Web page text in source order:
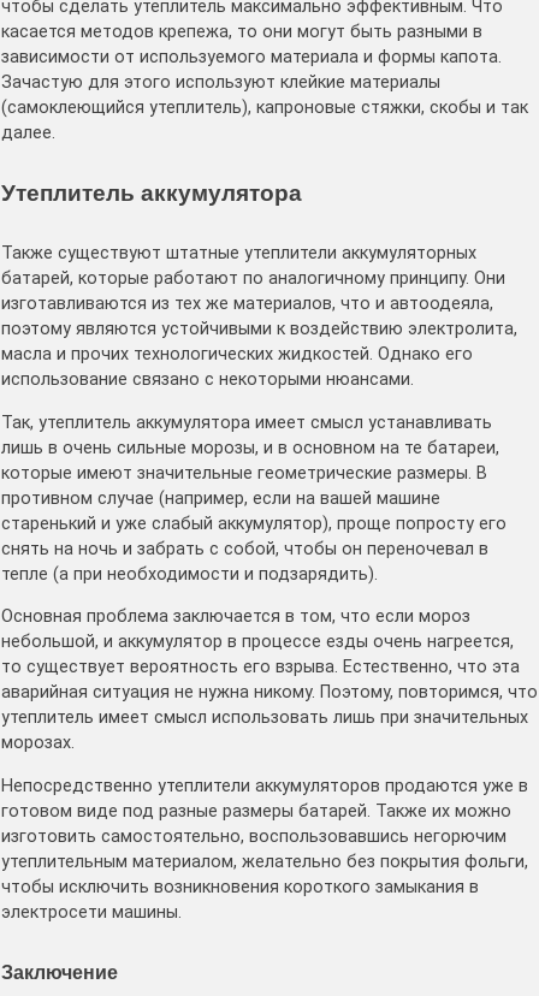
чтобы сделать утеплитель максимально эффективным. Что
касается методов крепежа, то они могут быть разными в
зависимости от используемого материала и формы капота.
Зачастую для этого используют клейкие материалы
(самоклеющийся утеплитель), капроновые стяжки, скобы и так
далее.
Утеплитель аккумулятора
Также существуют штатные утеплители аккумуляторных
батарей, которые работают по аналогичному принципу. Они
изготавливаются из тех же материалов, что и автоодеяла,
поэтому являются устойчивыми к воздействию электролита,
масла и прочих технологических жидкостей. Однако его
использование связано с некоторыми нюансами.
Так, утеплитель аккумулятора имеет смысл устанавливать
лишь в очень сильные морозы, и в основном на те батареи,
которые имеют значительные геометрические размеры. В
противном случае (например, если на вашей машине
старенький и уже слабый аккумулятор), проще попросту его
снять на ночь и забрать с собой, чтобы он переночевал в
тепле (а при необходимости и подзарядить).
Основная проблема заключается в том, что если мороз
небольшой, и аккумулятор в процессе езды очень нагреется,
то существует вероятность его взрыва. Естественно, что эта
аварийная ситуация не нужна никому. Поэтому, повторимся, что
утеплитель имеет смысл использовать лишь при значительных
морозах.
Непосредственно утеплители аккумуляторов продаются уже в
готовом виде под разные размеры батарей. Также их можно
изготовить самостоятельно, воспользовавшись негорючим
утеплительным материалом, желательно без покрытия фольги,
чтобы исключить возникновения короткого замыкания в
электросети машины.
Заключение